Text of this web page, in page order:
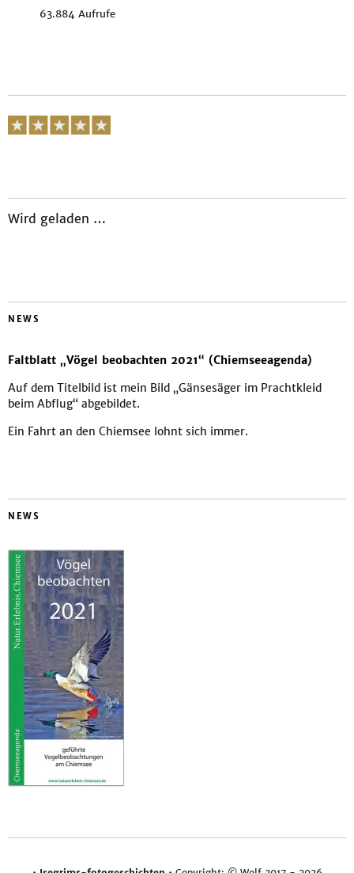
63.884 Aufrufe
Wird geladen …
NEWS
Faltblatt „Vögel beobachten 2021“ (Chiemseeagenda)
Auf dem Titelbild ist mein Bild „Gänsesäger im Prachtkleid
beim Abflug“ abgebildet.
Ein Fahrt an den Chiemsee lohnt sich immer.
NEWS